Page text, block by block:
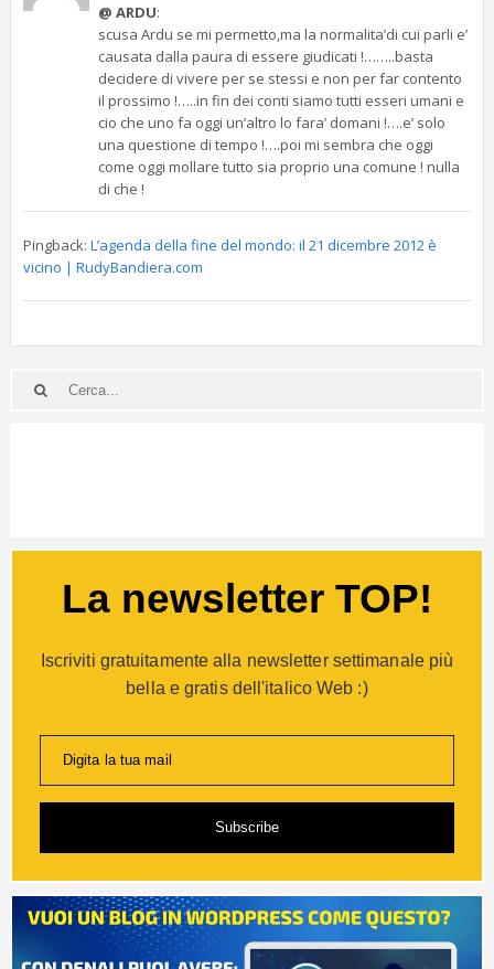
@ ARDU:
scusa Ardu se mi permetto,ma la normalita’di cui parli e’
causata dalla paura di essere giudicati !……..basta
decidere di vivere per se stessi e non per far contento
il prossimo !…..in fin dei conti siamo tutti esseri umani e
cio che uno fa oggi un’altro lo fara’ domani !….e’ solo
una questione di tempo !….poi mi sembra che oggi
come oggi mollare tutto sia proprio una comune ! nulla
di che !
Pingback: L’agenda della fine del mondo: il 21 dicembre 2012 è
vicino | RudyBandiera.com
La newsletter TOP!
Iscriviti gratuitamente alla newsletter settimanale più
bella e gratis dell'italico Web :)
Digita la tua mail
Subscribe